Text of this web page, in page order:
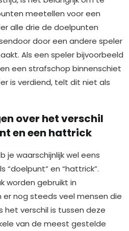
meetellen voor een
alle drie de doelpunten
door een andere speler
Als een speler bijvoorbeeld
een strafschop binnenschiet
is verdiend, telt dit niet als
over het verschil
en een hattrick
je waarschijnlijk wel eens
“doelpunt” en “hattrick”.
worden gebruikt in
er nog steeds veel mensen die
het verschil is tussen deze
van de meest gestelde